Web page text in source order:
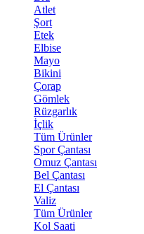
Atlet
Şort
Etek
Elbise
Mayo
Bikini
Çorap
Gömlek
Rüzgarlık
İçlik
Tüm Ürünler
Spor Çantası
Omuz Çantası
Bel Çantası
El Çantası
Valiz
Tüm Ürünler
Kol Saati